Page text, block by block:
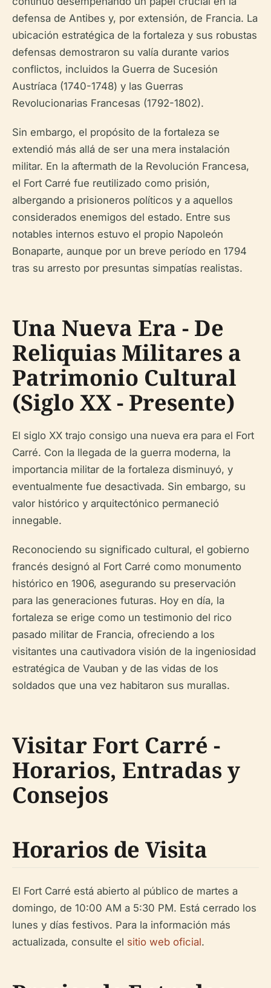
defensa de Antibes y, por extensión, de Francia. La
ubicación estratégica de la fortaleza y sus robustas
defensas demostraron su valía durante varios
conflictos, incluidos la Guerra de Sucesión
Austríaca (1740-1748) y las Guerras
Revolucionarias Francesas (1792-1802).
Sin embargo, el propósito de la fortaleza se
extendió más allá de ser una mera instalación
militar. En la aftermath de la Revolución Francesa,
el Fort Carré fue reutilizado como prisión,
albergando a prisioneros políticos y a aquellos
considerados enemigos del estado. Entre sus
notables internos estuvo el propio Napoleón
Bonaparte, aunque por un breve período en 1794
tras su arresto por presuntas simpatías realistas.
Una Nueva Era - De
Reliquias Militares a
Patrimonio Cultural
(Siglo XX - Presente)
El siglo XX trajo consigo una nueva era para el Fort
Carré. Con la llegada de la guerra moderna, la
importancia militar de la fortaleza disminuyó, y
eventualmente fue desactivada. Sin embargo, su
valor histórico y arquitectónico permaneció
innegable.
Reconociendo su significado cultural, el gobierno
francés designó al Fort Carré como monumento
histórico en 1906, asegurando su preservación
para las generaciones futuras. Hoy en día, la
fortaleza se erige como un testimonio del rico
pasado militar de Francia, ofreciendo a los
visitantes una cautivadora visión de la ingeniosidad
estratégica de Vauban y de las vidas de los
soldados que una vez habitaron sus murallas.
Visitar Fort Carré -
Horarios, Entradas y
Consejos
Horarios de Visita
El Fort Carré está abierto al público de martes a
domingo, de 10:00 AM a 5:30 PM. Está cerrado los
lunes y días festivos. Para la información más
actualizada, consulte el sitio web oficial.